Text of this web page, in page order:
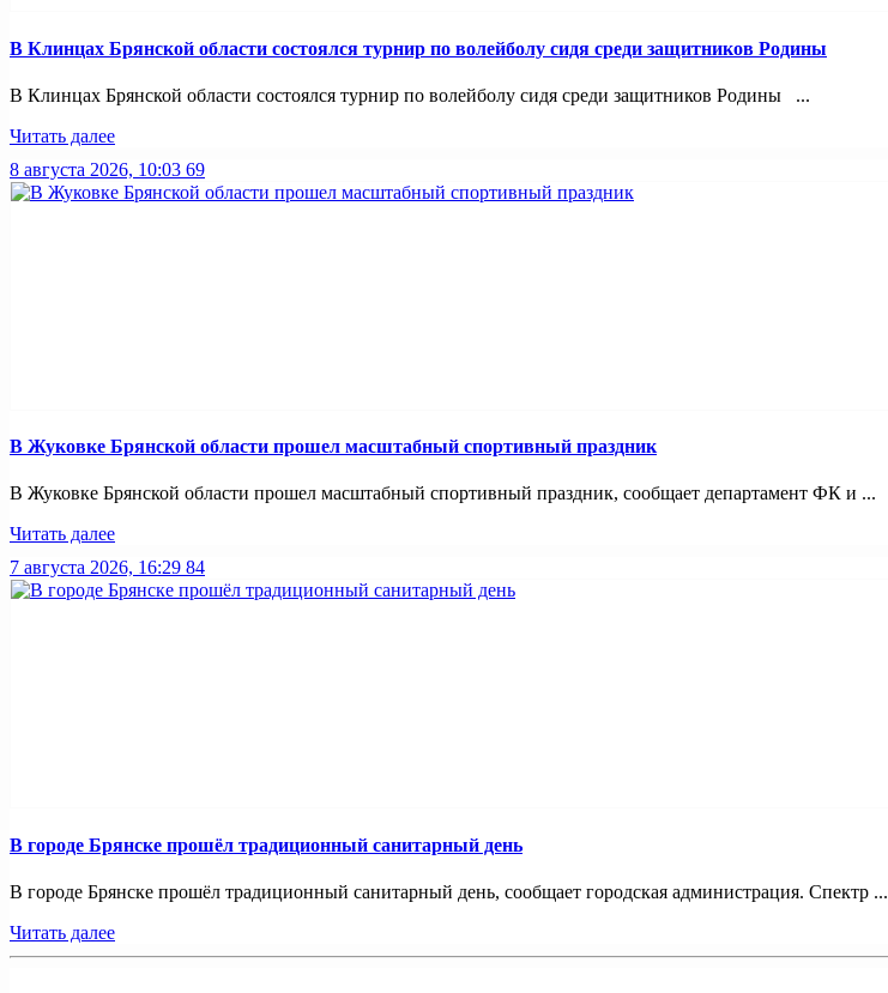
В Клинцах Брянской области состоялся турнир по волейболу сидя среди защитников Родины
В Клинцах Брянской области состоялся турнир по волейболу сидя среди защитников Родины ...
Читать далее
8 августа 2026, 10:03 69
В Жуковке Брянской области прошел масштабный спортивный праздник
В Жуковке Брянской области прошел масштабный спортивный праздник, сообщает департамент ФК и ...
Читать далее
7 августа 2026, 16:29 84
В городе Брянске прошёл традиционный санитарный день
В городе Брянске прошёл традиционный санитарный день, сообщает городская администрация. Спектр ...
Читать далее